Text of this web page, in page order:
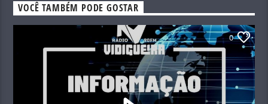
VOCÊ TAMBÉM PODE GOSTAR
0